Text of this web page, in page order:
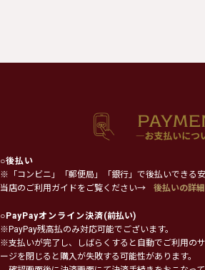
○後払い
※「コンビニ」「郵便局」「銀行」で後払いできる
当店のご利用ガイドをご覧ください→
後払いの詳
○PayPayオンライン決済(前払い)
※PayPay残高払のみ対応可能でございます。
※支払いが完了し、しばらくすると自動でご利用の
ージを閉じると購入が失敗する可能性があります。